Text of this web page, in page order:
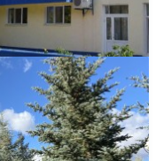
Крытый бассейн
на выбранные даты